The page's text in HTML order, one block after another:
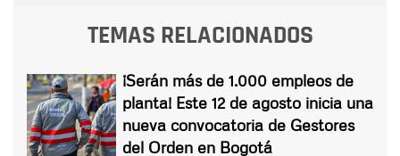
TEMAS RELACIONADOS
¡Serán más de 1.000 empleos de
planta! Este 12 de agosto inicia una
nueva convocatoria de Gestores
del Orden en Bogotá